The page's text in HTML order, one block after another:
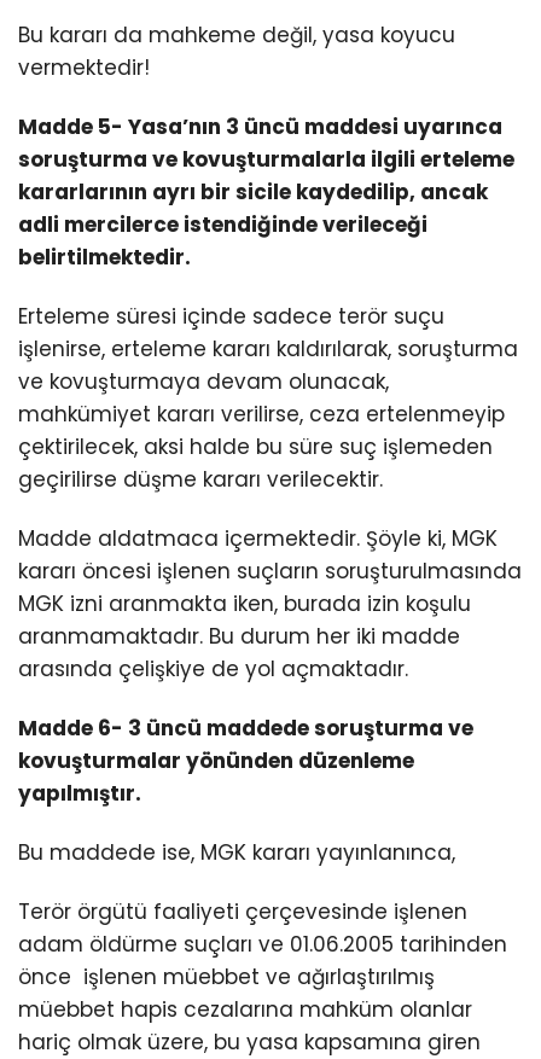
Bu kararı da mahkeme değil, yasa koyucu
vermektedir!
Madde 5- Yasa’nın 3 üncü maddesi uyarınca
soruşturma ve kovuşturmalarla ilgili erteleme
kararlarının ayrı bir sicile kaydedilip, ancak
adli mercilerce istendiğinde verileceği
belirtilmektedir.
Erteleme süresi içinde sadece terör suçu
işlenirse, erteleme kararı kaldırılarak, soruşturma
ve kovuşturmaya devam olunacak,
mahkümiyet kararı verilirse, ceza ertelenmeyip
çektirilecek, aksi halde bu süre suç işlemeden
geçirilirse düşme kararı verilecektir.
Madde aldatmaca içermektedir. Şöyle ki, MGK
kararı öncesi işlenen suçların soruşturulmasında
MGK izni aranmakta iken, burada izin koşulu
aranmamaktadır. Bu durum her iki madde
arasında çelişkiye de yol açmaktadır.
Madde 6- 3 üncü maddede soruşturma ve
kovuşturmalar yönünden düzenleme
yapılmıştır.
Bu maddede ise, MGK kararı yayınlanınca,
Terör örgütü faaliyeti çerçevesinde işlenen
adam öldürme suçları ve 01.06.2005 tarihinden
önce işlenen müebbet ve ağırlaştırılmış
müebbet hapis cezalarına mahküm olanlar
hariç olmak üzere, bu yasa kapsamına giren